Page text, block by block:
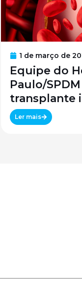
1 de março de
Equipe do
Paulo/
transplante
Ler mais